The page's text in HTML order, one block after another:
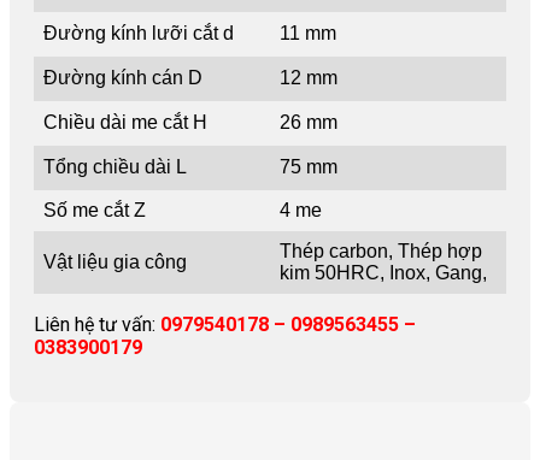
Đường kính lưỡi cắt d 11 mm
Đường kính cán D 12 mm
Chiều dài me cắt H 26 mm
Tổng chiều dài L 75 mm
Số me cắt Z 4 me
Vật liệu gia công
Thép carbon, Thép hợp
kim 50HRC, Inox, Gang,
Liên hệ tư vấn: 0979540178 – 0989563455 –
0383900179